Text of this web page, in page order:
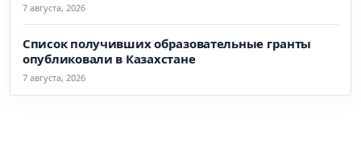
7 августа, 2026
Список получивших образовательные гранты
опубликовали в Казахстане
7 августа, 2026